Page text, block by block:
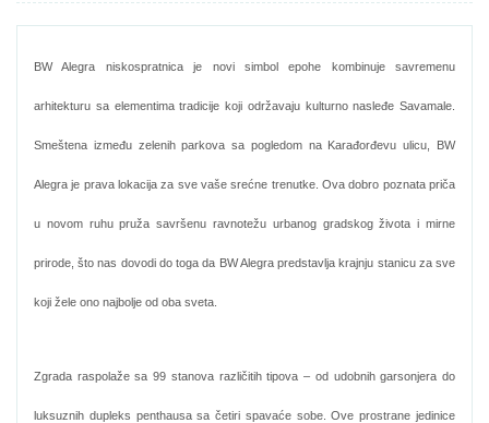
BW Alegra niskospratnica je novi simbol epohe kombinuje savremenu
arhitekturu sa elementima tradicije koji održavaju kulturno nasleđe Savamale.
Smeštena između zelenih parkova sa pogledom na Karađorđevu ulicu, BW
Alegra je prava lokacija za sve vaše srećne trenutke. Ova dobro poznata priča
u novom ruhu pruža savršenu ravnotežu urbanog gradskog života i mirne
prirode, što nas dovodi do toga da BW Alegra predstavlja krajnju stanicu za sve
koji žele ono najbolje od oba sveta.
Zgrada raspolaže sa 99 stanova različitih tipova – od udobnih garsonjera do
luksuznih dupleks penthausa sa četiri spavaće sobe. Ove prostrane jedinice